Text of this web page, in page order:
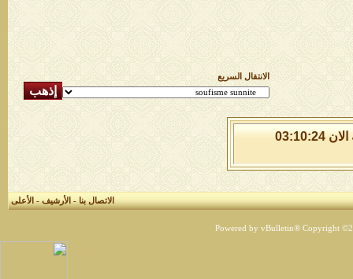
الانتقال السريع
الاحد 9 من اغسطس 2026 , الساعة الان 03:10:25
الاتصال بنا-الأرشيف-الأعلى
Powered by vBulletin® Copyright